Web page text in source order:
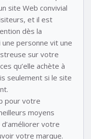
site Web convivial
et il est
dès la
personne vit une
sur votre
qu’elle achète à
seulement si le site
pour votre
moyens
votre
votre marque.